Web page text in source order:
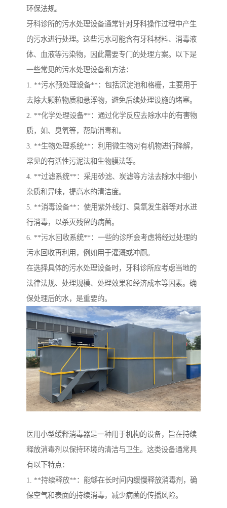
环保法规。
牙科诊所的污水处理设备通常针对牙科操作过程中产生
的污水进行处理。这些污水可能含有牙科材料、消毒液
体、血液等污染物，因此需要专门的处理方案。以下是
一些常见的污水处理设备和方法：
1. **污水预处理设备**：包括沉淀池和格栅，主要用于
去除大颗粒物质和悬浮物，避免后续处理设施的堵塞。
2. **化学处理设备**：通过化学反应去除水中的有害物
质，如、臭氧等，帮助消毒和。
3. **生物处理系统**：利用微生物对有机物进行降解，
常见的有活性污泥法和生物膜法等。
4. **过滤系统**：采用砂滤、炭滤等方法去除水中细小
杂质和异味，提高水的清洁度。
5. **消毒设备**：使用紫外线灯、臭氧发生器等对水进
行消毒，以杀灭残留的病菌。
6. **污水回收系统**：一些的诊所会考虑将经过处理的
污水回收再利用，例如用于灌溉或冲厕。
在选择具体的污水处理设备时，牙科诊所应考虑当地的
法律法规、处理规模、处理效果和经济成本等因素。确
保处理后的水，是重要的。
医用小型缓释消毒器是一种用于机构的设备，旨在持续
释放消毒剂以保持环境的清洁与卫生。这类设备通常具
有以下特点：
1. **持续释放**：能够在长时间内缓慢释放消毒剂，确
保空气和表面的持续消毒，减少病菌的传播风险。